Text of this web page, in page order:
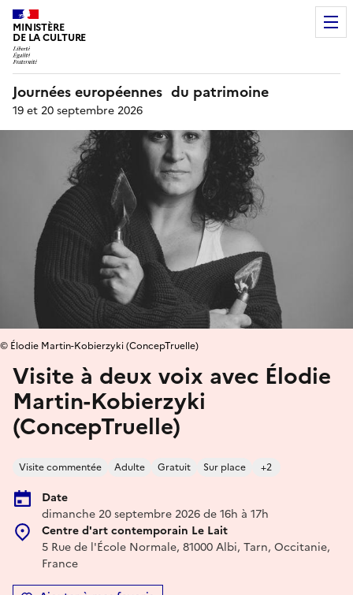
MINISTÈRE
DE LA CULTURE
Journées européennes du patrimoine
19 et 20 septembre 2026
Visite à deux voix avec Élodie
Martin-Kobierzyki
(ConcepTruelle)
Visite commentée Adulte Gratuit Sur place +2
Date
dimanche 20 septembre 2026 de 16h à 17h
Centre d'art contemporain Le Lait
5 Rue de l'École Normale, 81000 Albi, Tarn, Occitanie,
France
© Élodie Martin-Kobierzyki (ConcepTruelle)